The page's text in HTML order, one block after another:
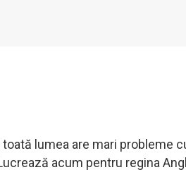
lumea are mari probleme
acum pentru regina